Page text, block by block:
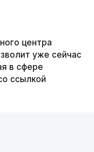
центра
уже сейчас
в сфере
ссылкой